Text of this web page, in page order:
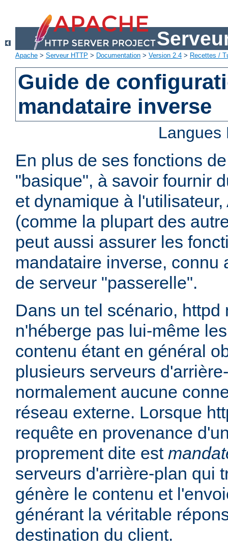
Apache > Serveur HTTP > Documentation > Version 2.4 > Recettes /
Guide de
mandataire inverse
En plus de ses fonctions
"basique", à savoir fournir
et dynamique à
(comme la plupart des
peut aussi assurer les
mandataire inverse, connu
de serveur "passerelle".
Dans un tel scénario, httpd
n'héberge pas lui-même
contenu étant en général
plusieurs serveurs
normalement aucune
réseau externe. Lorsque
requête en provenance
proprement dite est
serveurs d'arrière-plan qui
génère le contenu et
générant la véritable
destination du client.